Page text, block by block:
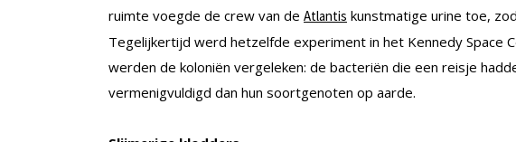
ruimte voegde de crew van de Atlantis kunstmatige urine toe,
Tegelijkertijd werd hetzelfde experiment in het Kennedy Space
werden de koloniën vergeleken: de bacteriën die een reisje
vermenigvuldigd dan hun soortgenoten op aarde.